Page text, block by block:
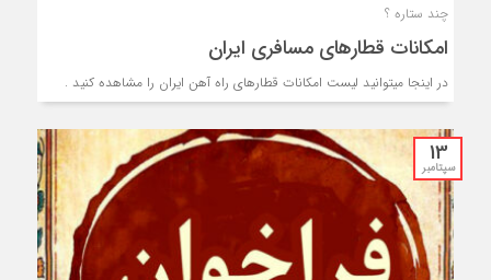
چند ستاره ؟
امکانات قطارهای مسافری ایران
در اینجا میتوانید لیست امکانات قطارهای راه آهن ایران را مشاهده کنید .
13
سپتامبر